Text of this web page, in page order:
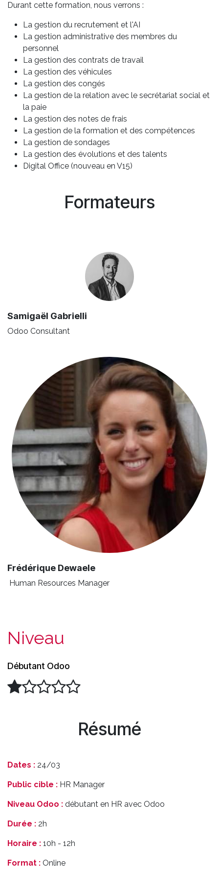
Durant cette formation, nous verrons :
La gestion du recrutement et l'AI
La gestion administrative des membres du
personnel
La gestion des contrats de travail
La gestion des véhicules
La gestion des congés
La gestion de la relation avec le secrétariat social et
la paie
La gestion des notes de frais
La gestion de la formation et des compétences
La gestion de sondages
La gestion des évolutions et des talents
Digital Office (nouveau en V15)
Formateurs
Samigaël Gabrielli
Odoo Consultant
Frédérique Dewaele
Human Resources Manager
Niveau
Débutant Odoo
Résumé
Dates : 24/03
Public cible : HR Manager
Niveau Odoo : débutant en HR avec Odoo
Durée : 2h
Horaire : 10h - 12h
Format : Online